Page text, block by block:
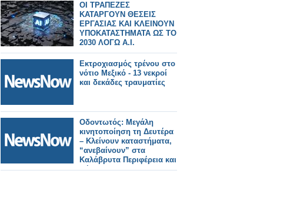
ΟΙ ΤΡΑΠΕΖΕΣ
ΚΑΤΑΡΓΟΥΝ ΘΕΣΕΙΣ
ΕΡΓΑΣΙΑΣ ΚΑΙ ΚΛΕΙΝΟΥΝ
ΥΠΟΚΑΤΑΣΤΗΜΑΤΑ ΩΣ ΤΟ
2030 ΛΟΓΩ Α.Ι.
Εκτροχιασμός τρένου στο
νότιο Μεξικό - 13 νεκροί
και δεκάδες τραυματίες
Οδοντωτός: Μεγάλη
κινητοποίηση τη Δευτέρα
– Κλείνουν καταστήματα,
“ανεβαίνουν” στα
Καλάβρυτα Περιφέρεια και
Δήμοι